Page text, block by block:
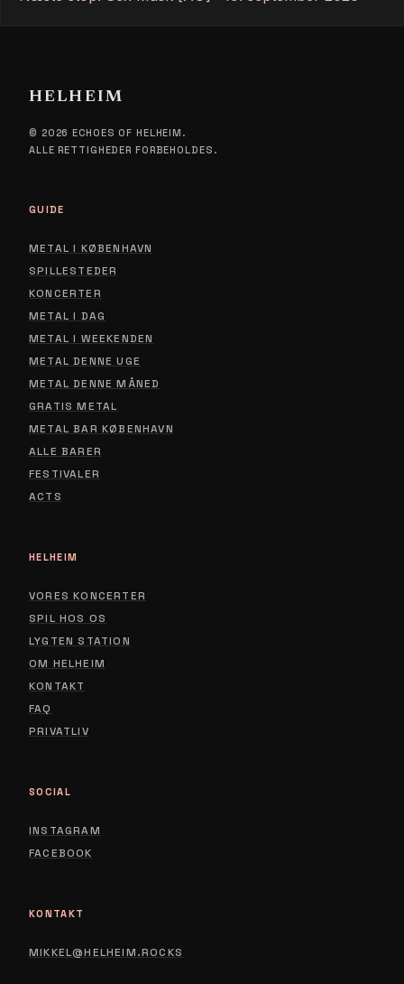
HELHEIM
© 2026 ECHOES OF HELHEIM.
ALLE RETTIGHEDER FORBEHOLDES.
GUIDE
METAL I KØBENHAVN
SPILLESTEDER
KONCERTER
METAL I DAG
METAL I WEEKENDEN
METAL DENNE UGE
METAL DENNE MÅNED
GRATIS METAL
METAL BAR KØBENHAVN
ALLE BARER
FESTIVALER
ACTS
HELHEIM
VORES KONCERTER
SPIL HOS OS
LYGTEN STATION
OM HELHEIM
KONTAKT
FAQ
PRIVATLIVPRIVACY POLICY
SOCIAL
INSTAGRAM
FACEBOOK
KONTAKT
MIKKEL@HELHEIM.ROCKS